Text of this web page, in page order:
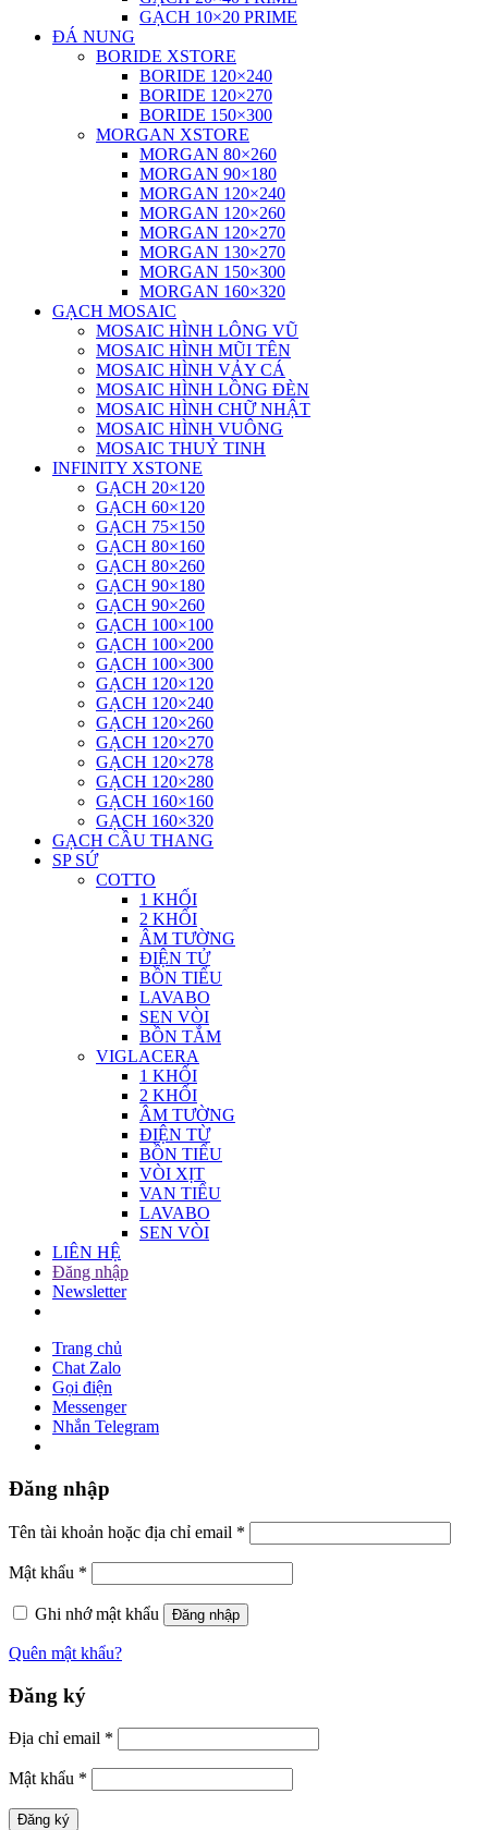
GẠCH 10×20 PRIME
ĐÁ NUNG
BORIDE XSTORE
BORIDE 120×240
BORIDE 120×270
BORIDE 150×300
MORGAN XSTORE
MORGAN 80×260
MORGAN 90×180
MORGAN 120×240
MORGAN 120×260
MORGAN 120×270
MORGAN 130×270
MORGAN 150×300
MORGAN 160×320
GẠCH MOSAIC
MOSAIC HÌNH LÔNG VŨ
MOSAIC HÌNH MŨI TÊN
MOSAIC HÌNH VẢY CÁ
MOSAIC HÌNH LỒNG ĐÈN
MOSAIC HÌNH CHỮ NHẬT
MOSAIC HÌNH VUÔNG
MOSAIC THUỶ TINH
INFINITY XSTONE
GẠCH 20×120
GẠCH 60×120
GẠCH 75×150
GẠCH 80×160
GẠCH 80×260
GẠCH 90×180
GẠCH 90×260
GẠCH 100×100
GẠCH 100×200
GẠCH 100×300
GẠCH 120×120
GẠCH 120×240
GẠCH 120×260
GẠCH 120×270
GẠCH 120×278
GẠCH 120×280
GẠCH 160×160
GẠCH 160×320
GẠCH CẦU THANG
SP SỨ
COTTO
1 KHỐI
2 KHỐI
ÂM TƯỜNG
ĐIỆN TỬ
BỒN TIỂU
LAVABO
SEN VÒI
BỒN TẮM
VIGLACERA
1 KHỐI
2 KHỐI
ÂM TƯỜNG
ĐIỆN TỪ
BỒN TIỂU
VÒI XỊT
VAN TIỂU
LAVABO
SEN VÒI
LIÊN HỆ
Đăng nhập
Newsletter
Trang chủ
Chat Zalo
Gọi điện
Messenger
Nhắn Telegram
Đăng nhập
Tên tài khoản hoặc địa chỉ email *
Mật khẩu *
Ghi nhớ mật khẩu Đăng nhập
Quên mật khẩu?
Đăng ký
Địa chỉ email *
Mật khẩu *
Đăng ký